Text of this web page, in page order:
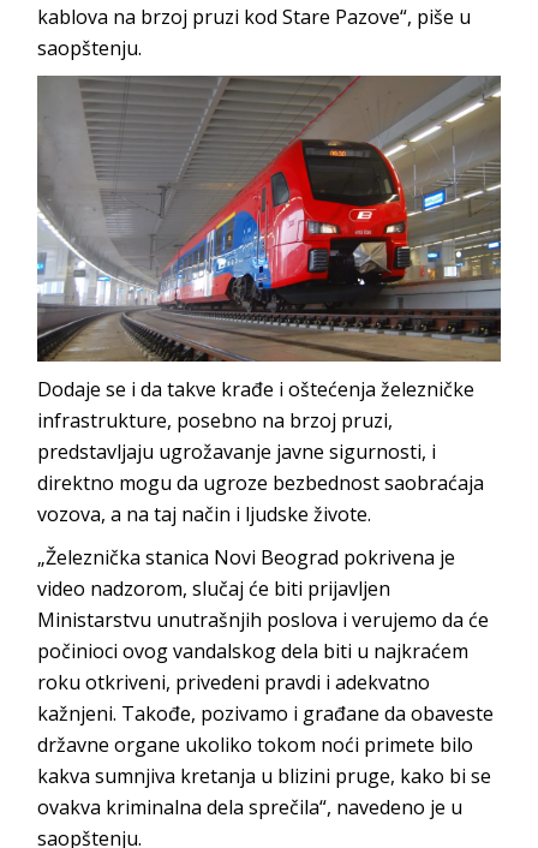
kablova na brzoj pruzi kod Stare Pazove“, piše u
saopštenju.
Dodaje se i da takve krađe i oštećenja železničke
infrastrukture, posebno na brzoj pruzi,
predstavljaju ugrožavanje javne sigurnosti, i
direktno mogu da ugroze bezbednost saobraćaja
vozova, a na taj način i ljudske živote.
„Železnička stanica Novi Beograd pokrivena je
video nadzorom, slučaj će biti prijavljen
Ministarstvu unutrašnjih poslova i verujemo da će
počinioci ovog vandalskog dela biti u najkraćem
roku otkriveni, privedeni pravdi i adekvatno
kažnjeni. Takođe, pozivamo i građane da obaveste
državne organe ukoliko tokom noći primete bilo
kakva sumnjiva kretanja u blizini pruge, kako bi se
ovakva kriminalna dela sprečila“, navedeno je u
saopštenju.